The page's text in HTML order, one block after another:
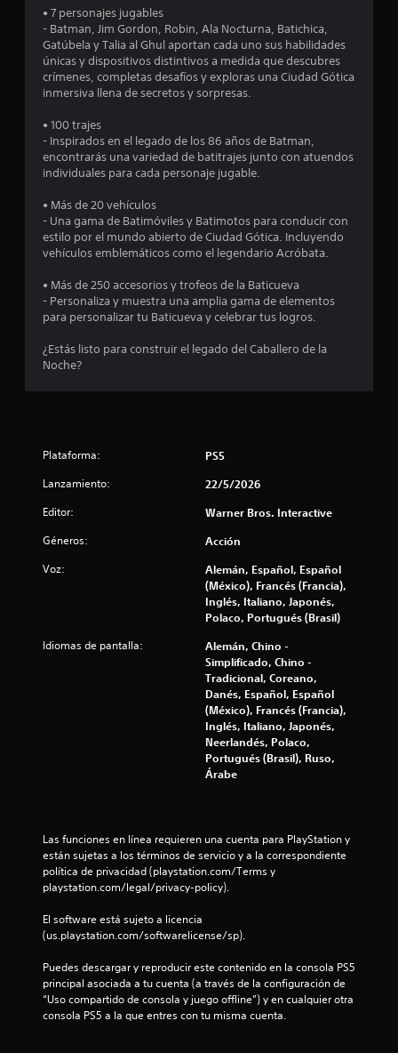
4
.
4
s
t
e
l
e
i
n
e
s
e
s
e
• 7 personajes jugables
- Batman, Jim Gordon, Robin, Ala Nocturna, Batichica,
Gatúbela y Talia al Ghul aportan cada uno sus habilidades
únicas y dispositivos distintivos a medida que descubres
crímenes, completas desafíos y exploras una Ciudad Gótica
inmersiva llena de secretos y sorpresas.
• 100 trajes
- Inspirados en el legado de los 86 años de Batman,
encontrarás una variedad de batitrajes junto con atuendos
individuales para cada personaje jugable.
• Más de 20 vehículos
- Una gama de Batimóviles y Batimotos para conducir con
estilo por el mundo abierto de Ciudad Gótica. Incluyendo
vehículos emblemáticos como el legendario Acróbata.
• Más de 250 accesorios y trofeos de la Baticueva
- Personaliza y muestra una amplia gama de elementos
para personalizar tu Baticueva y celebrar tus logros.
¿Estás listo para construir el legado del Caballero de la
Noche?
Plataforma: PS5
Lanzamiento: 22/5/2026
Editor: Warner Bros. Interactive
Géneros: Acción
Voz:
Alemán, Español, Español
(México), Francés (Francia),
Inglés, Italiano, Japonés,
Polaco, Portugués (Brasil)
Idiomas de pantalla:
Alemán, Chino -
Simplificado, Chino -
Tradicional, Coreano,
Danés, Español, Español
(México), Francés (Francia),
Inglés, Italiano, Japonés,
Neerlandés, Polaco,
Portugués (Brasil), Ruso,
Árabe
Las funciones en línea requieren una cuenta para PlayStation y
están sujetas a los términos de servicio y a la correspondiente
política de privacidad (playstation.com/Terms y
playstation.com/legal/privacy-policy).
El software está sujeto a licencia
(us.playstation.com/softwarelicense/sp).
Puedes descargar y reproducir este contenido en la consola PS5
principal asociada a tu cuenta (a través de la configuración de
“Uso compartido de consola y juego offline”) y en cualquier otra
consola PS5 a la que entres con tu misma cuenta.